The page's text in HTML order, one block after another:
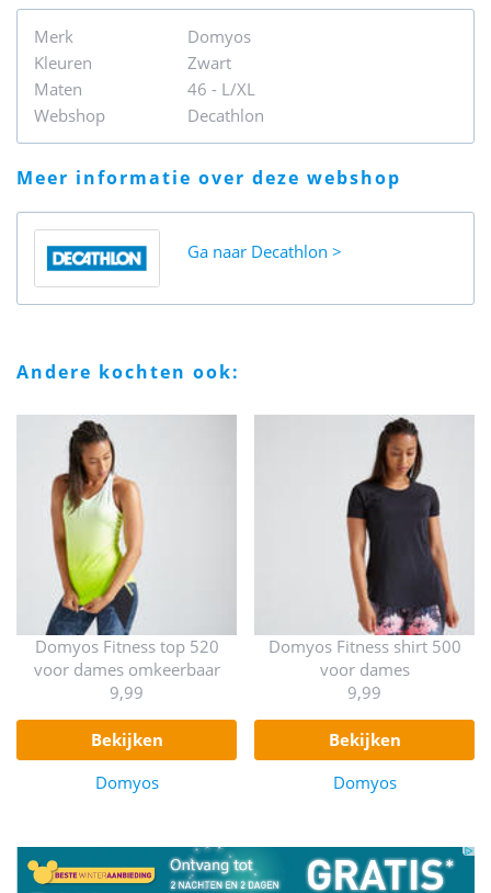
Merk
Domyos
Kleuren
Zwart
Maten
46 - L/XL
Webshop
Decathlon
meer informatie over deze webshop
Ga naar Decathlon
andere kochten ook:
Domyos Fitness top 520
voor dames omkeerbaar
9,99
bekijken
Domyos
Domyos Fitness shirt 500
voor dames
9,99
bekijken
Domyos